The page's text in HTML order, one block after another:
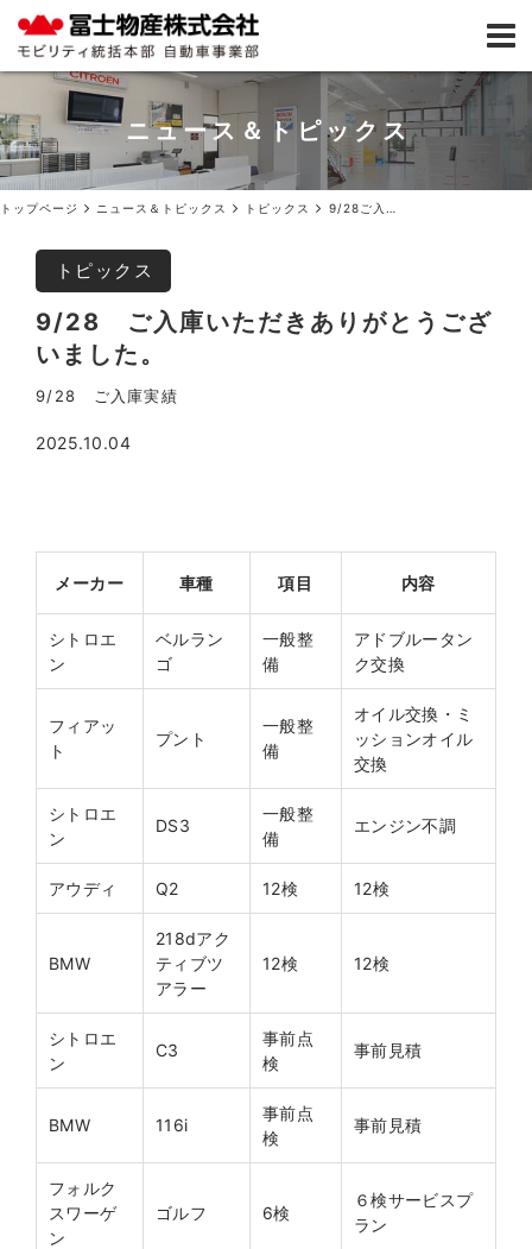
ニュース＆トピックス
トップページ ニュース＆トピックス トピックス
トピックス
9/28 ご入庫いただきありがとうござ
いました。
9/28 ご入庫実績
2025.10.04
メーカー 車種 項目 内容
シトロエ
ン
ベルラン
ゴ
一般整
備
アドブルータン
ク交換
フィアッ
ト
プント
一般整
備
オイル交換・ミ
ッションオイル
交換
シトロエ
ン
DS3
一般整
備
エンジン不調
アウディ Q2 12検 12検
BMW
218dアク
ティブツ
アラー
12検 12検
シトロエ
ン
C3
事前点
検
事前見積
BMW 116i
事前点
検
事前見積
フォルク
スワーゲ
ン
ゴルフ 6検
６検サービスプ
ラン